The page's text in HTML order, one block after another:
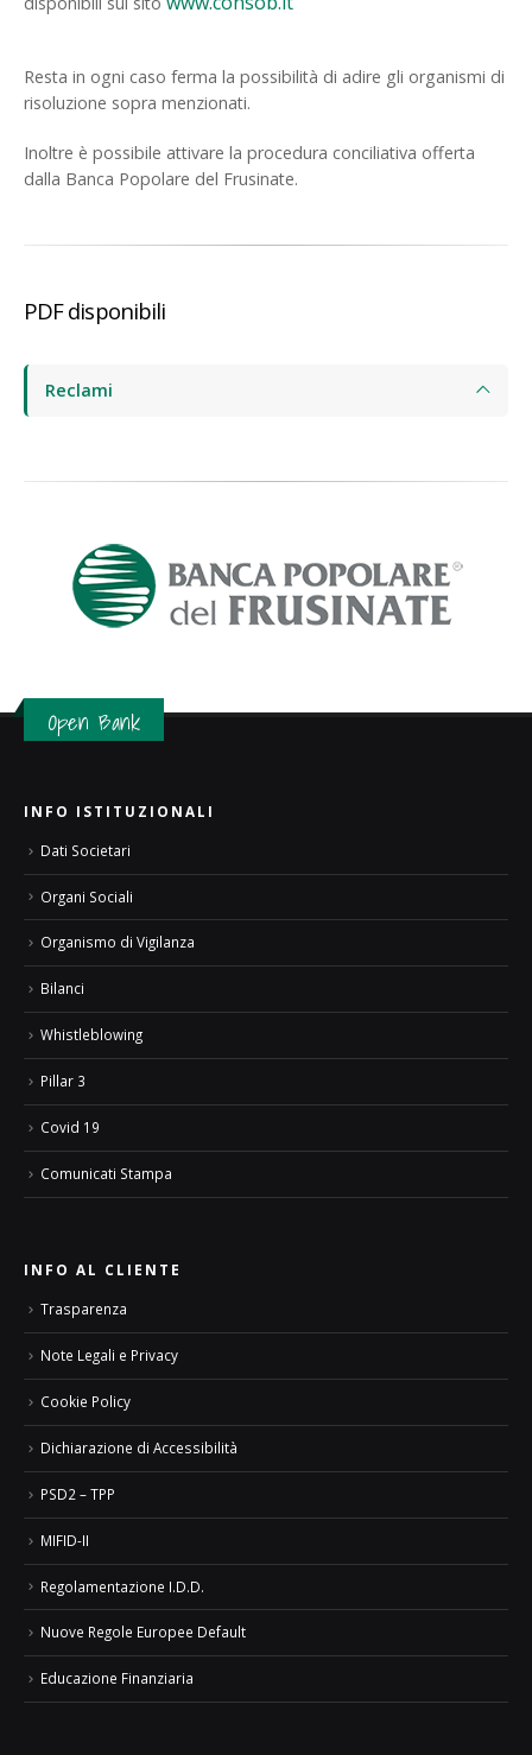
Resta in ogni caso ferma la possibilità di adire gli organismi di
risoluzione sopra menzionati.
Inoltre è possibile attivare la procedura conciliativa offerta
dalla Banca Popolare del Frusinate.
PDF disponibili
Reclami
Open Bank
INFO ISTITUZIONALI
Dati Societari
Organi Sociali
Organismo di Vigilanza
Bilanci
Whistleblowing
Pillar 3
Covid 19
Comunicati Stampa
INFO AL CLIENTE
Trasparenza
Note Legali e Privacy
Cookie Policy
Dichiarazione di Accessibilità
PSD2 – TPP
MIFID-II
Regolamentazione I.D.D.
Nuove Regole Europee Default
Educazione Finanziaria